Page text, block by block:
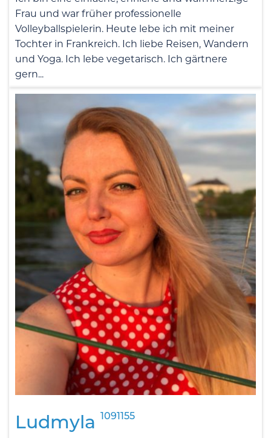
Frau und war früher professionelle
Volleyballspielerin. Heute lebe ich mit meiner
Tochter in Frankreich. Ich liebe Reisen, Wandern
und Yoga. Ich lebe vegetarisch. Ich gärtnere
gern...
Ludmyla 1091155